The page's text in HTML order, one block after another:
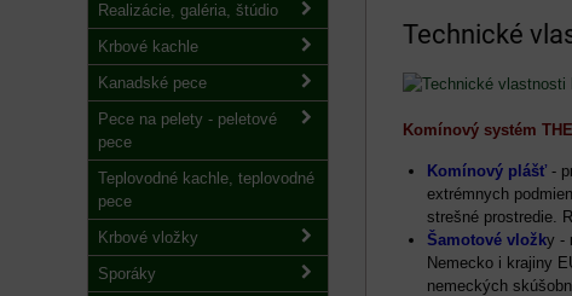
Technické
Komínový systém
Komínový plášť -
extrémnych
strešné prostredie.
Šamotové vložky -
Nemecko i krajiny
nemeckých
Realizácie, galéria, štúdio
Krbové kachle
Kanadské pece
Pece na pelety - peletové
pece
Teplovodné kachle, teplovodné
pece
Krbové vložky
Sporáky